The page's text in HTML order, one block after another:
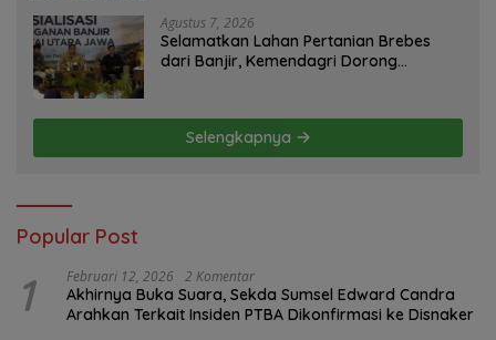
Agustus 7, 2026
Selamatkan Lahan Pertanian Brebes
dari Banjir, Kemendagri Dorong
Selengkapnya
Popular Post
1 Februari 12, 2026 2 Komentar
Akhirnya Buka Suara, Sekda Sumsel Edward Candra
Arahkan Terkait Insiden PTBA Dikonfirmasi ke Disnaker